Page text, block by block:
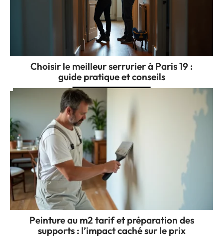
Choisir le meilleur serrurier à Paris 19 :
guide pratique et conseils
Peinture au m2 tarif et préparation des
supports : l’impact caché sur le prix